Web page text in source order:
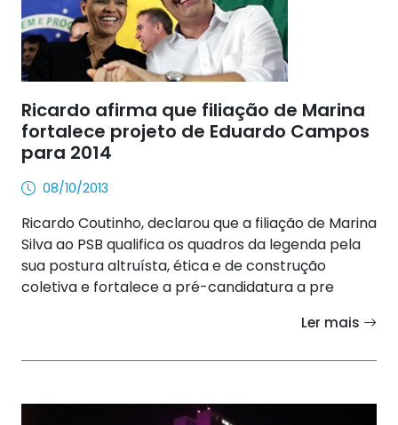
Ricardo afirma que filiação de Marina
fortalece projeto de Eduardo Campos
para 2014
08/10/2013
Ricardo Coutinho, declarou que a filiação de Marina
Silva ao PSB qualifica os quadros da legenda pela
sua postura altruísta, ética e de construção
coletiva e fortalece a pré-candidatura a pre
Ler mais